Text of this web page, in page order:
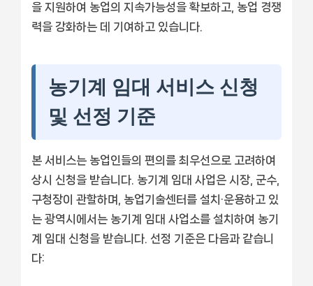
을 지원하여 농업의 지속가능성을 확보하고, 농업 경쟁
력을 강화하는 데 기여하고 있습니다.
농기계 임대 서비스 신청
및 선정 기준
본 서비스는 농업인들의 편의를 최우선으로 고려하여
상시 신청을 받습니다. 농기계 임대 사업은 시장, 군수,
구청장이 관할하며, 농업기술센터를 설치·운용하고 있
는 광역시에서는 농기계 임대 사업소를 설치하여 농기
계 임대 신청을 받습니다. 선정 기준은 다음과 같습니
다: